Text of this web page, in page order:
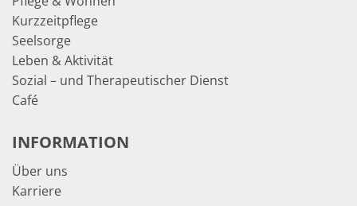
Kurzzeitpflege
Seelsorge
Leben & Aktivität
Sozial – und Therapeutischer Dienst
Café
INFORMATION
Über uns
Karriere